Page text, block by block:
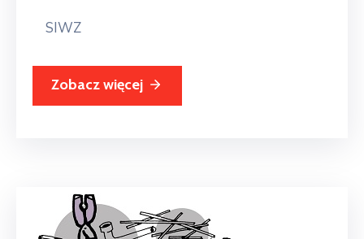
SIWZ
Zobacz więcej